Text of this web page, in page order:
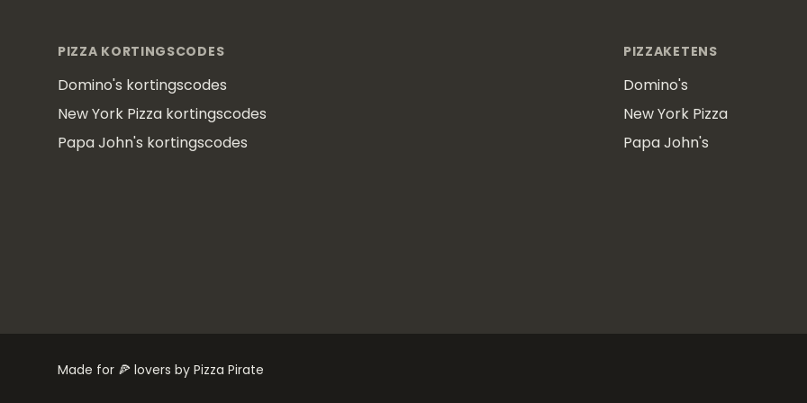
PIZZA KORTINGSCODES
Domino's kortingscodes
New York Pizza kortingscodes
Papa John's kortingscodes
PIZZAKETENS
Domino's
New York Pizza
Papa John's
Made for 🍕 lovers by Pizza Pirate